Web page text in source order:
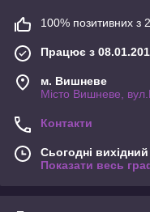
100% позитивних з
Працює з
м. Вишневе
Місто Вишневе,
Контакти
Сьогодні вихідний
Показати весь